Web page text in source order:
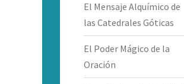
El Mensaje Alquímico de
las Catedrales Góticas
El Poder Mágico de la
Oración